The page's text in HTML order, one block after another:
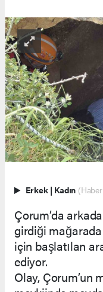
Erkek | Kadın
Çorum’da
girdiği
için başlatılan
ediyor.
Olay, Çorum’un